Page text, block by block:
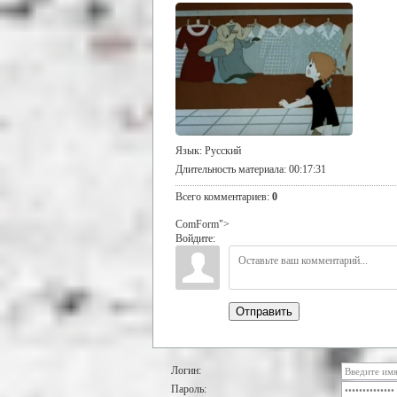
Язык: Русский
Длительность материала: 00:17:31
Всего комментариев: 0
ComForm">
Войдите:
Отправить
Логин:
Пароль: